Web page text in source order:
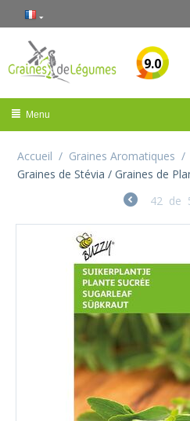
9.0
Menu
Accueil / Graines Aromatiques /
Graines de Stévia / Graines de
42 de